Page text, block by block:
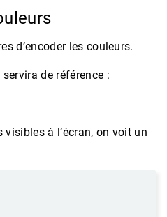
d’encoder les couleurs.
de référence :
à l’écran, on voit un